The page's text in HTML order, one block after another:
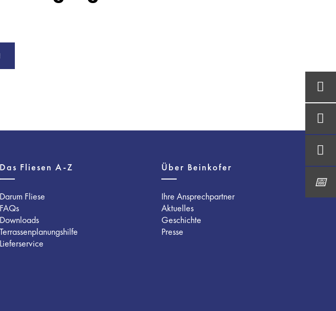
Das Fliesen A-Z
Darum Fliese
FAQs
Downloads
Terrassenplanungshilfe
Lieferservice
Über Beinkofer
Ihre Ansprechpartner
Aktuelles
Geschichte
Presse